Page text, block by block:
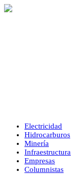
Electricidad
Hidrocarburos
Minería
Infraestructura
Empresas
Columnistas